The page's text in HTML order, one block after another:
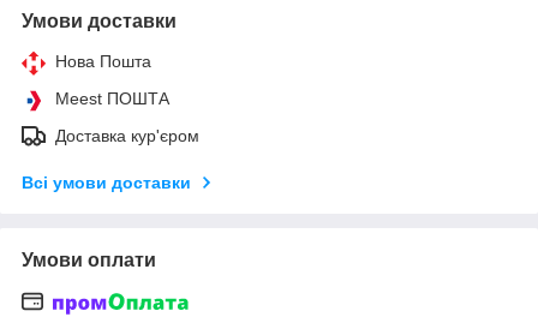
Умови доставки
Нова Пошта
Meest ПОШТА
Доставка кур'єром
Всі умови доставки
Умови оплати